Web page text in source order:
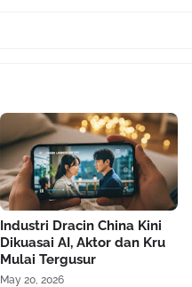
Industri Dracin China Kini
Dikuasai AI, Aktor dan Kru
Mulai Tergusur
May 20, 2026